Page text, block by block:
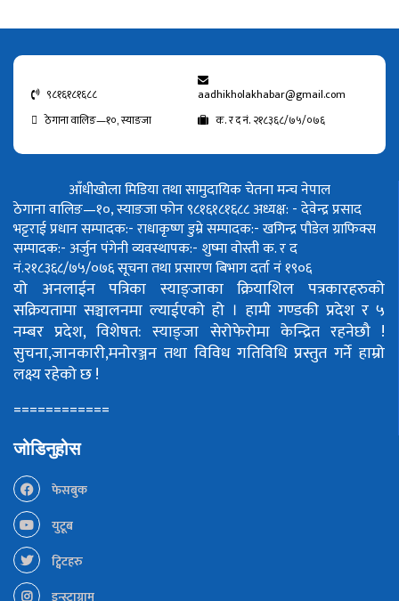
९८१६१८१६८८
aadhikholakhabar@gmail.com
ठेगाना वालिङ—१०, स्याङजा
क. र द नं. २१८३६८/७५/०७६
आँधीखोला मिडिया तथा सामुदायिक चेतना मन्च नेपाल
ठेगाना वालिङ—१०, स्याङजा फोन ९८१६१८१६८८अध्यक्ष: - देवेन्द्र प्रसाद
भट्टराईप्रधान सम्पादक:- राधाकृष्ण डुम्रेसम्पादक:- खगिन्द्र पौडेलग्राफिक्स
सम्पादक:- अर्जुन पंगेनीव्यवस्थापक:- शुष्मा वोस्तीक. र द
नं.२१८३६८/७५/०७६सूचना तथा प्रसारण बिभाग दर्ता नं १९०६
यो अनलाईन पत्रिका स्याङ्जाका क्रियाशिल पत्रकारहरुको
सक्रियतामा सञ्चालनमा ल्याईएको हो । हामी गण्डकी प्रदेश र ५
नम्बर प्रदेश, विशेषत: स्याङ्जा सेरोफेरोमा केन्द्रित रहनेछौ !
सुचना,जानकारी,मनोरञ्जन तथा विविध गतिविधि प्रस्तुत गर्ने हाम्रो
लक्ष्य रहेको छ !
============
जोडिनुहोस
फेसबुक
युटूब
ट्विटहरु